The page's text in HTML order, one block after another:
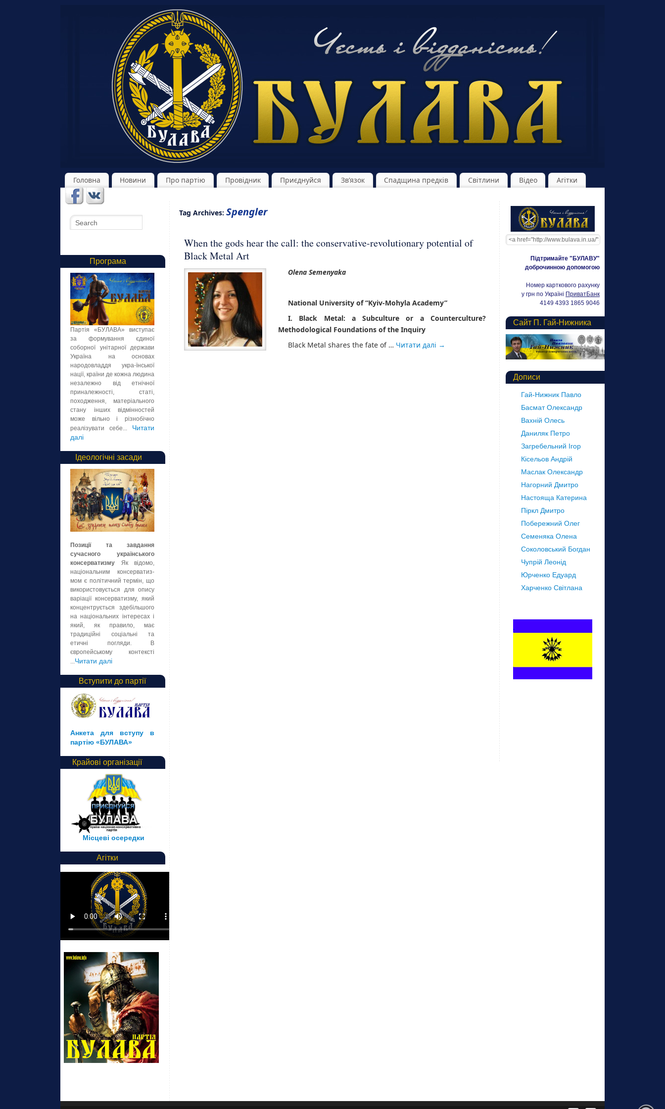
Головна Новини Про партію Провідник Приєднуйся Зв’язок Спадщина предків Світлини Відео Агітки
Tag Archives: Spengler
When the gods hear the call: the conservative-revolutionary potential of
Black Metal Art
Olena Semenyaka
National University of “Kyiv-Mohyla Academy”
I. Black Metal: a Subculture or a Counterculture?
Methodological Foundations of the Inquiry
Black Metal shares the fate of … Читати далі →
Програма
Партія «БУЛАВА» виступає
за формування єдиної
соборної унітарної держави
Україна на основах
народовладдя укра-їнської
нації, країни де кожна людина
незалежно від етнічної
приналежності, статі,
походження, матеріального
стану інших відмінностей
може вільно і різнобічно
реалізувати себе... Читати
далі
Ідеологічні засади
Позиції та завдання
сучасного українського
консерватизму Як відомо,
національним консерватиз-
мом є політичний термін, що
використовується для опису
варіації консерватизму, який
концентрується здебільшого
на національних інтересах і
який, як правило, має
традиційні соціальні та
етичні погляди. В
європейському контексті
...Читати далі
Вступити до партії
Анкета для вступу в
партію «БУЛАВА»
Крайові організації
Місцеві осередки
Агітки
Підтримайте "БУЛАВУ"
доброчинною допомогою
Номер карткового рахунку
у грн по Україні ПриватБанк
4149 4393 1865 9046
Сайт П. Гай-Нижника
Дописи
Гай-Нижник Павло
Басмат Олександр
Вахній Олесь
Даниляк Петро
Загребельний Ігор
Кісельов Андрій
Маслак Олександр
Нагорний Дмитро
Настояща Катерина
Піркл Дмитро
Побережний Олег
Семеняка Олена
Соколовський Богдан
Чупрій Леонід
Юрченко Едуард
Харченко Світлана